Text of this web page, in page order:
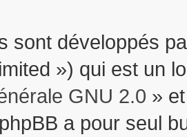
sont développés
») qui est un
GNU 2.0 »
a pour seul